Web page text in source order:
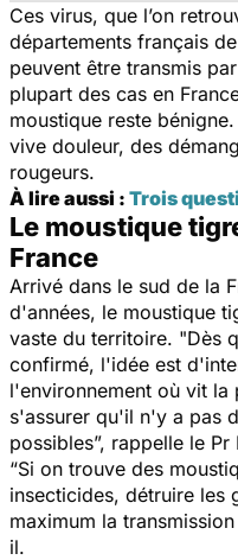
Ces virus, que l’on
départements français
peuvent être transmis
plupart des cas en
moustique reste
vive douleur, des
rougeurs.
À lire aussi : Trois
Le moustique
France
Arrivé dans le sud de la
d'années, le moustique
vaste du territoire. "Dès
confirmé, l'idée est
l'environnement où vit la
s'assurer qu'il n'y a pas
possibles”, rappelle le Pr
“Si on trouve des
insecticides, détruire les
maximum la
il.